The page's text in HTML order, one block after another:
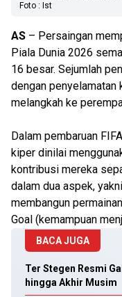
Foto : Ist
AS – Persaingan
Piala Dunia 2026
16 besar. Sejumlah
dengan penyelamatan
melangkah ke
Dalam pembaruan
kiper dinilai
kontribusi mereka
dalam dua aspek,
membangun
Goal (kemampuan
BACA JUGA
Ter Stegen Resmi
hingga Akhir Musim